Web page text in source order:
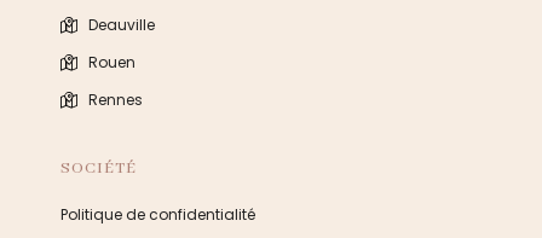
Deauville
Rouen
Rennes
SOCIÉTÉ
Politique de confidentialité